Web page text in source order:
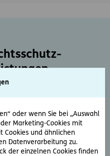
oder wenn Sie bei „Auswahl
Marketing-Cookies mit
Cookies und ähnlichen
Datenverarbeitung zu.
der einzelnen Cookies finden